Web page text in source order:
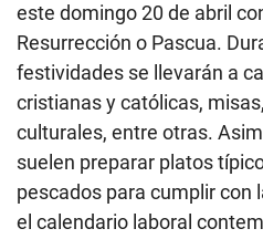
este domingo 20 de abril
Resurrección o Pascua.
festividades se llevarán a
cristianas y católicas,
culturales, entre otras.
suelen preparar platos
pescados para cumplir con
el calendario laboral